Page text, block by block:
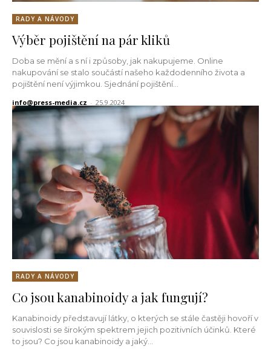
RADY A NÁVODY
Výběr pojištění na pár kliků
Doba se mění a s ní i způsoby, jak nakupujeme. Online
nakupování se stalo součástí našeho každodenního života a
pojištění není výjimkou. Sjednání pojištění...
info@press-media.cz - 25.9.2024
RADY A NÁVODY
Co jsou kanabinoidy a jak fungují?
Kanabinoidy představují látky, o kterých se stále častěji hovoří v
souvislosti se širokým spektrem jejich pozitivních účinků. Které
to jsou? Co jsou kanabinoidy a jaký...